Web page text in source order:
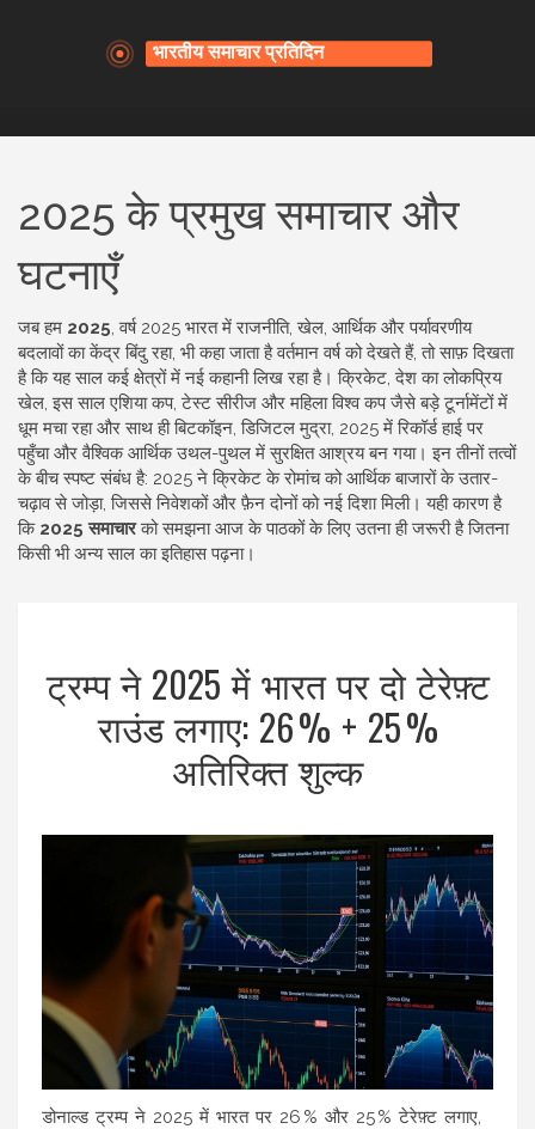
2025 के प्रमुख समाचार और
घटनाएँ
जब हम 2025,वर्ष 2025 भारत में राजनीति, खेल, आर्थिक और पर्यावरणीय
बदलावों का केंद्र बिंदु रहा, भी कहा जाता हैवर्तमान वर्षको देखते हैं, तो साफ़ दिखता
है कि यह साल कई क्षेत्रों में नई कहानी लिख रहा है।क्रिकेट,देश का लोकप्रिय
खेल, इस साल एशिया कप, टेस्ट सीरीज और महिला विश्व कप जैसे बड़े टूर्नामेंटों में
धूम मचा रहाऔर साथ हीबिटकॉइन,डिजिटल मुद्रा, 2025 में रिकॉर्ड हाई पर
पहुँचा और वैश्विक आर्थिक उथल-पुथल में सुरक्षित आश्रय बन गया। इन तीनों तत्वों
के बीच स्पष्ट संबंध है: 2025 ने क्रिकेट के रोमांच को आर्थिक बाजारों के उतार-
चढ़ाव से जोड़ा, जिससे निवेशकों और फ़ैन दोनों को नई दिशा मिली। यही कारण है
कि 2025 समाचारको समझना आज के पाठकों के लिए उतना ही जरूरी है जितना
किसी भी अन्य साल का इतिहास पढ़ना।
ट्रम्प ने 2025 में भारत पर दो टेरेफ़्ट
राउंड लगाए: 26 % + 25 %
अतिरिक्त शुल्क
डोनाल्ड ट्रम्प ने 2025 में भारत पर 26 % और 25 % टेरेफ़्ट लगाए,